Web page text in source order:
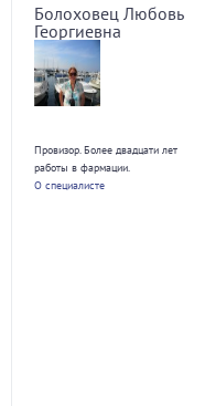
Болоховец Любовь
Георгиевна
Провизор. Более двадцати лет
работы в фармации.
О специалисте